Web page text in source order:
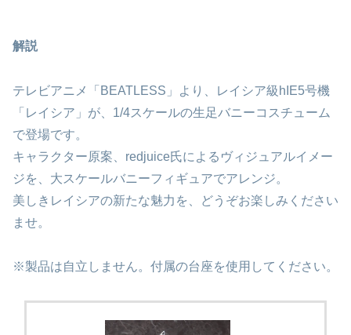
解説
テレビアニメ「BEATLESS」より、レイシア級hIE5号機
「レイシア」が、1/4スケールの生足バニーコスチューム
で登場です。
キャラクター原案、redjuice氏によるヴィジュアルイメー
ジを、大スケールバニーフィギュアでアレンジ。
美しきレイシアの新たな魅力を、どうぞお楽しみください
ませ。
※製品は自立しません。付属の台座を使用してください。